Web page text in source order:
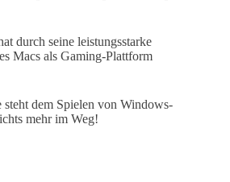
durch seine leistungsstarke
Macs als Gaming-Plattform
dem Spielen von Windows-
mehr im Weg!